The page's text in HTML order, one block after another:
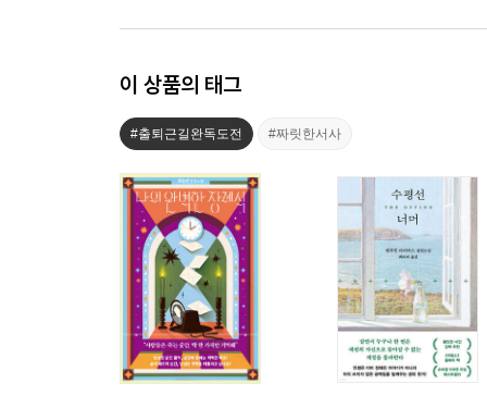
이 상품의 태그
#출퇴근길완독도전 #짜릿한서사